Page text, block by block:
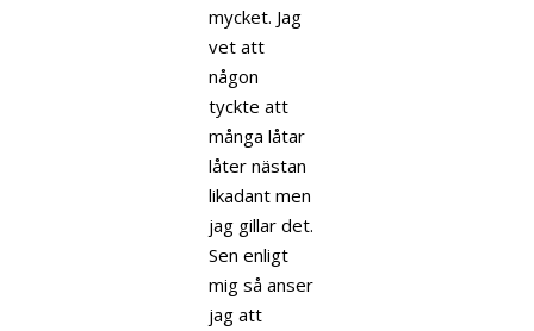
mycket. Jag
vet att
någon
tyckte att
många låtar
låter nästan
likadant men
jag gillar det.
Sen enligt
mig så anser
jag att